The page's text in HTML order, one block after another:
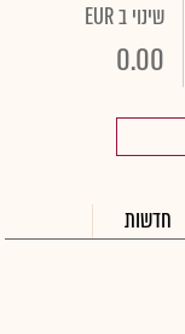
שינוי ב EUR
0.00
חדשות